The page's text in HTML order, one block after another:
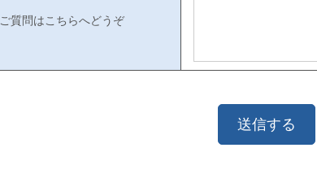
ご質問はこちらへどうぞ